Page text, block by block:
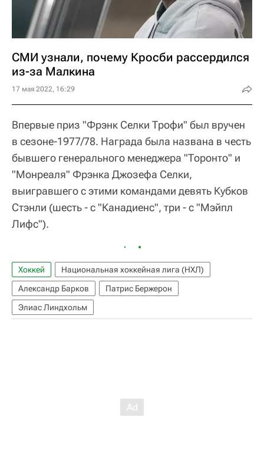
СМИ узнали, почему Кросби рассердился
из-за Малкина
17 мая 2022, 16:29
Впервые приз "Фрэнк Селки Трофи" был вручен
в сезоне-1977/78. Награда была названа в честь
бывшего генерального менеджера "Торонто" и
"Монреаля" Фрэнка Джозефа Селки,
выигравшего с этими командами девять Кубков
Стэнли (шесть - с "Канадиенс", три - с "Мэйпл
Лифс").
Хоккей
Национальная хоккейная лига (НХЛ)
Александр Барков
Патрис Бержерон
Элиас Линдхольм